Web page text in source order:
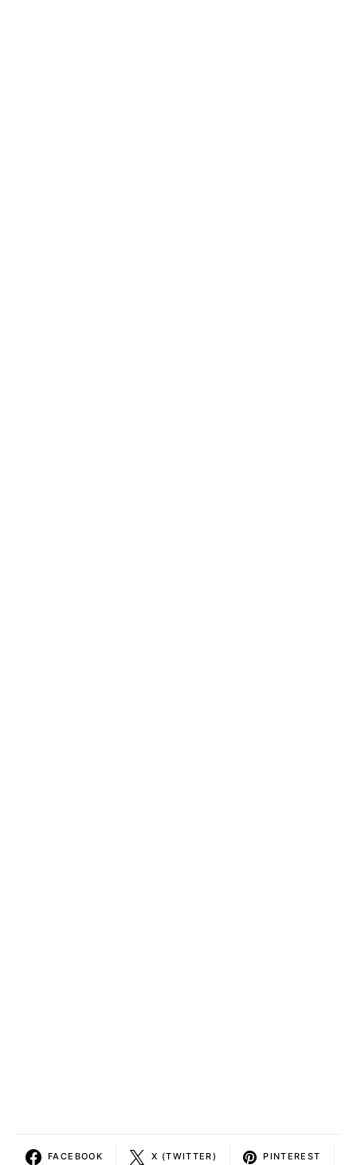
FACEBOOK X (TWITTER) PINTEREST